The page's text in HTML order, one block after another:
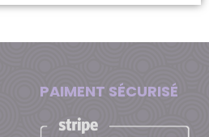
PAIMENT SÉCURISÉ